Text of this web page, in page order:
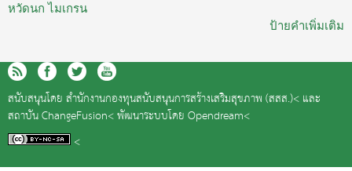
หวัดนก ไมเกรน
ป้ายคำเพิ่มเติม
สนับสนุนโดย สำนักงานกองทุนสนับสนุนการสร้างเสริมสุขภาพ (สสส.)< และ
สถาบัน ChangeFusion<พัฒนาระบบโดย Opendream<
<